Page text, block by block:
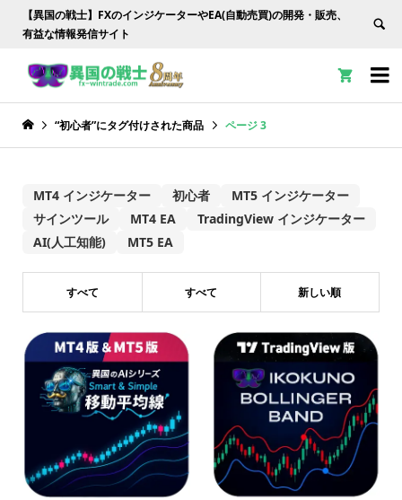
【異国の戦士】FXのインジケーターやEA(自動売買)の開発・販売、
有益な情報発信サイト


“初心者”にタグ付けされた商品 ページ 3
MT4 インジケーター 初心者
MT5 インジケーター
サインツール
MT4 EA
TradingView インジケーター
AI(人工知能)
MT5 EA
すべて すべて 新しい順